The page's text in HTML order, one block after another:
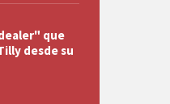
que
desde su